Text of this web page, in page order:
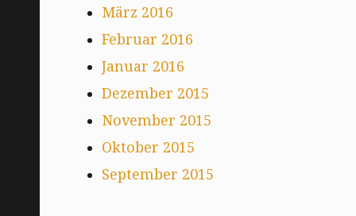
März 2016
Februar 2016
Januar 2016
Dezember 2015
November 2015
Oktober 2015
September 2015